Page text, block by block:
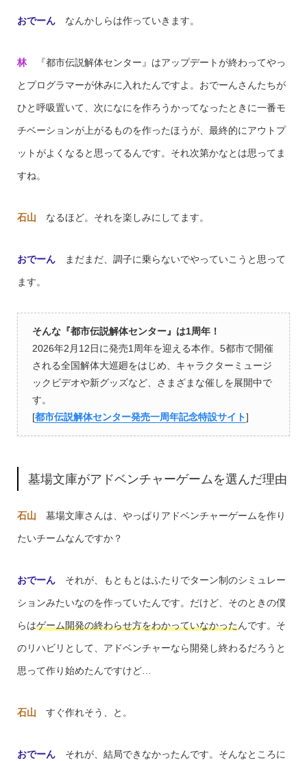
おでーんなんかしらは作っていきます。
林『都市伝説解体センター』はアップデートが終わってやっ
とプログラマーが休みに入れたんですよ。おでーんさんたちが
ひと呼吸置いて、次になにを作ろうかってなったときに一番モ
チベーションが上がるものを作ったほうが、最終的にアウトプ
ットがよくなると思ってるんです。それ次第かなとは思ってま
すね。
石山 なるほど。それを楽しみにしてます。
おでーんまだまだ、調子に乗らないでやっていこうと思って
ます。
そんな『都市伝説解体センター』は1周年！
2026年2月12日に発売1周年を迎える本作。5都市で開催
される全国解体大巡廻をはじめ、キャラクターミュージ
ックビデオや新グッズなど、さまざまな催しを展開中で
す。
[都市伝説解体センター発売一周年記念特設サイト]
墓場文庫がアドベンチャーゲームを選んだ理由
石山 墓場文庫さんは、やっぱりアドベンチャーゲームを作り
たいチームなんですか？
おでーんそれが、もともとはふたりでターン制のシミュレー
ションみたいなのを作っていたんです。だけど、そのときの僕
らはゲーム開発の終わらせ方をわかっていなかったんです。そ
のリハビリとして、アドベンチャーなら開発し終わるだろうと
思って作り始めたんですけど…
石山 すぐ作れそう、と。
おでーんそれが、結局できなかったんです。そんなところに